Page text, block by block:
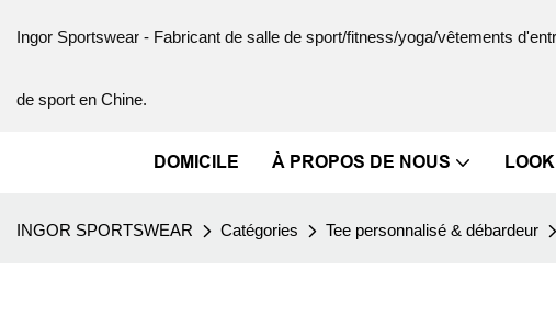
Ingor Sportswear - Fabricant de salle de sport/fitness/yoga/vêtements
de sport en Chine.
DOMICILE À PROPOS DE NOUS
INGOR SPORTSWEAR Catégories Tee personnalisé & débardeur